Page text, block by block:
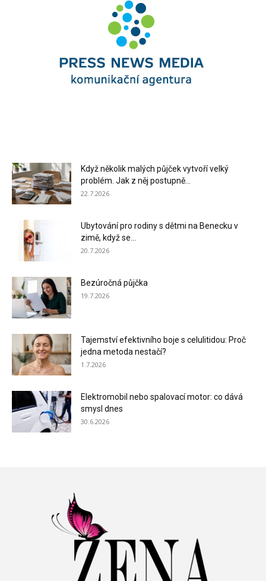
Když několik malých půjček vytvoří velký
problém. Jak z něj postupně...
22.7.2026
Ubytování pro rodiny s dětmi na Benecku v
zimě, když se...
20.7.2026
Bezúročná půjčka
19.7.2026
Tajemství efektivního boje s celulitidou: Proč
jedna metoda nestačí?
1.7.2026
Elektromobil nebo spalovací motor: co dává
smysl dnes
30.6.2026